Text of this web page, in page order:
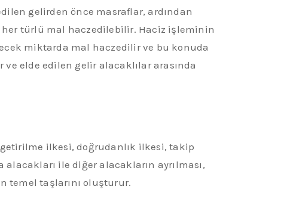
gelirden önce masraflar, ardından
her türlü mal haczedilebilir. Haciz işleminin
miktarda mal haczedilir ve bu konuda
elde edilen gelir alacaklılar arasında
ilkesi, doğrudanlık ilkesi, takip
ile diğer alacakların ayrılması,
temel taşlarını oluşturur.